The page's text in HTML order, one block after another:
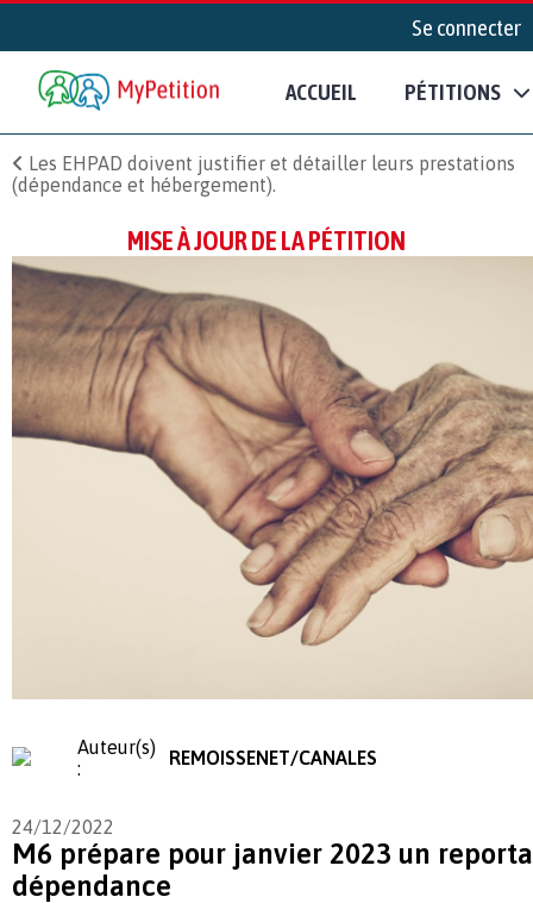
Se connecter
ACCUEIL PÉTITIONS
Les EHPAD doivent justifier et détailler leurs prestations
(dépendance et hébergement).
MISE À JOUR DE LA PÉTITION
Auteur(s)
:
REMOISSENET/CANALES
24/12/2022
M6 prépare pour janvier 2023 un
dépendance